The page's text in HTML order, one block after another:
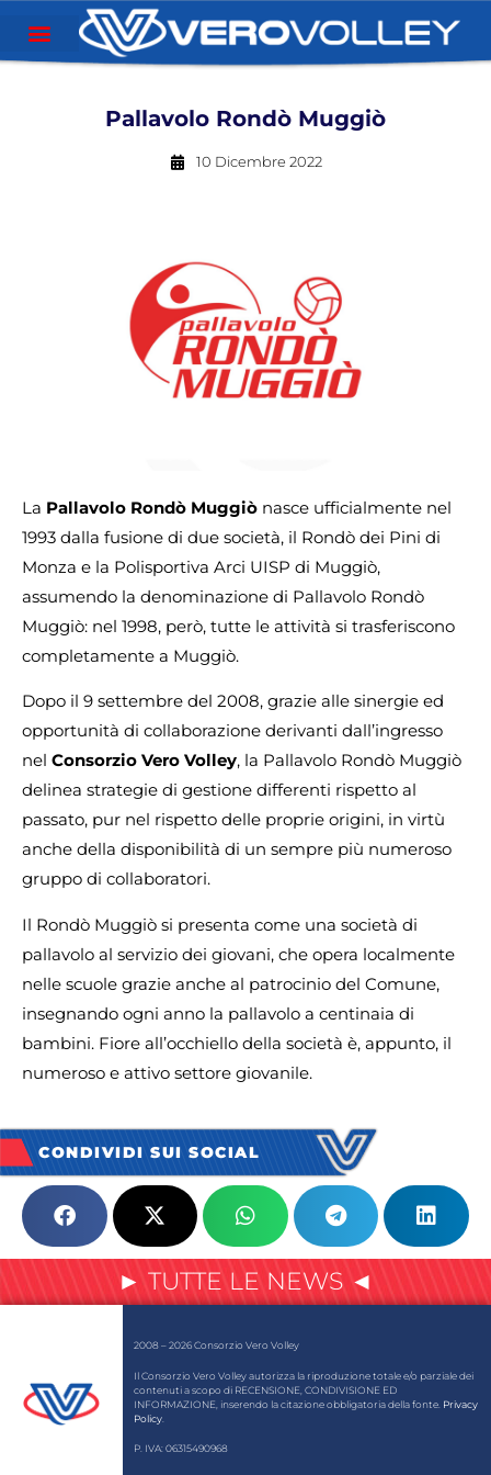
Pallavolo Rondò Muggiò
10 Dicembre 2022
La Pallavolo Rondò Muggiò nasce ufficialmente nel
1993 dalla fusione di due società, il Rondò dei Pini di
Monza e la Polisportiva Arci UISP di Muggiò,
assumendo la denominazione di Pallavolo Rondò
Muggiò: nel 1998, però, tutte le attività si trasferiscono
completamente a Muggiò.
Dopo il 9 settembre del 2008, grazie alle sinergie ed
opportunità di collaborazione derivanti dall’ingresso
nel Consorzio Vero Volley, la Pallavolo Rondò Muggiò
delinea strategie di gestione differenti rispetto al
passato, pur nel rispetto delle proprie origini, in virtù
anche della disponibilità di un sempre più numeroso
gruppo di collaboratori.
Il Rondò Muggiò si presenta come una società di
pallavolo al servizio dei giovani, che opera localmente
nelle scuole grazie anche al patrocinio del Comune,
insegnando ogni anno la pallavolo a centinaia di
bambini. Fiore all’occhiello della società è, appunto, il
numeroso e attivo settore giovanile.
CONDIVIDI SUI SOCIAL
► TUTTE LE NEWS ◄
2008 – 2026 Consorzio Vero Volley
Il Consorzio Vero Volley autorizza la riproduzione totale e/o parziale dei
contenuti a scopo di RECENSIONE, CONDIVISIONE ED
INFORMAZIONE, inserendo la citazione obbligatoria della fonte. Privacy
Policy
P. IVA: 06315490968